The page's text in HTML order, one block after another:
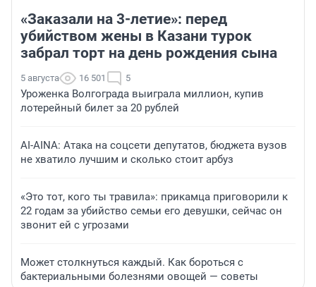
«Заказали на 3-летие»: перед
убийством жены в Казани турок
забрал торт на день рождения сына
5 августа 16 501 5
Уроженка Волгограда выиграла миллион, купив
лотерейный билет за 20 рублей
AI-AINA: Атака на соцсети депутатов, бюджета вузов
не хватило лучшим и сколько стоит арбуз
«Это тот, кого ты травила»: прикамца приговорили к
22 годам за убийство семьи его девушки, сейчас он
звонит ей с угрозами
Может столкнуться каждый. Как бороться с
бактериальными болезнями овощей — советы